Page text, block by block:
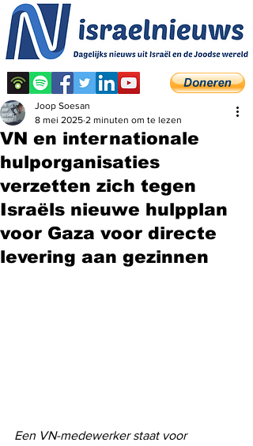
VN en internationale
hulporganisaties
verzetten zich tegen
Israëls nieuwe hulpplan
voor Gaza voor directe
levering aan gezinnen
Joop Soesan
8 mei 2025 2 minuten om te lezen
Een VN-medewerker staat voor